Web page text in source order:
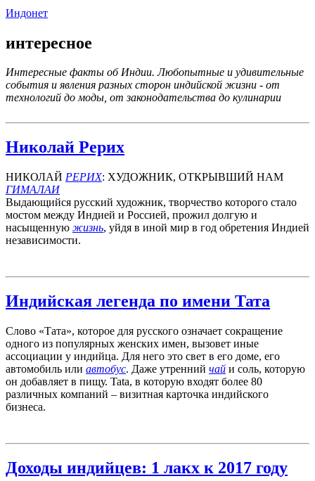
Индонет
интересное
Интересные факты об Индии. Любопытные и удивительные
события и явления разных сторон индийской жизни - от
технологий до моды, от законодательства до кулинарии
Николай Рерих
НИКОЛАЙ РЕРИХ: ХУДОЖНИК, ОТКРЫВШИЙ НАМ
ГИМАЛАИ
Выдающийся русский художник, творчество которого стало
мостом между Индией и Россией, прожил долгую и
насыщенную жизнь, уйдя в иной мир в год обретения Индией
независимости.
Индийская легенда по имени Тата
Слово «Тата», которое для русского означает сокращение
одного из популярных женских имен, вызовет иные
ассоциации у индийца. Для него это свет в его доме, его
автомобиль или автобус. Даже утренний чай и соль, которую
он добавляет в пищу. Tata, в которую входят более 80
различных компаний – визитная карточка индийского
бизнеса.
Доходы индийцев: 1 лакх к 2017 году